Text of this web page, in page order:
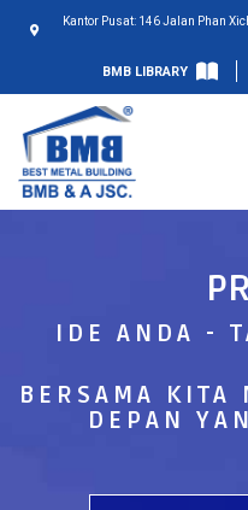
Kantor Pusat: 146 Jalan Phan
BMB LIBRARY
IDE ANDA -
BERSAMA KITA
DEPAN